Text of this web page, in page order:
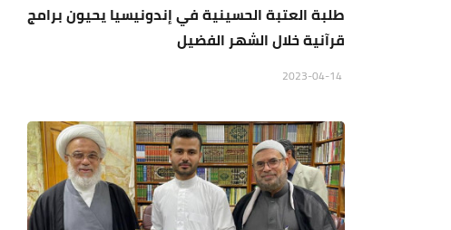
طلبة العتبة الحسينية في إندونيسيا يحيون برامج
قرآنية خلال الشهر الفضيل